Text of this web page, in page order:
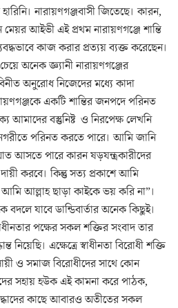
নারায়ণগঞ্জবাসী জিতেছে। কারন,
মেয়র আইভী এই প্রথম নারায়ণগঞ্জে শান্তি
কাজ করার প্রত্যয় ব্যক্ত করেছেন।
অনেক জ্ঞ্যানী নারায়ণগঞ্জের
অনুরোধ নিজেদের মধ্যে কাদা
একটি শান্তির জনপদে পরিনত
আমাদের বস্তুনিষ্ট ও নিরপেক্ষ লেখনি
পরিনত করতে পারে। আমি জানি
পারে কারন ষড়যন্ত্রকারীদের
করবে। কিন্তু সত্য প্রকাশে আমি
আল্লাহ ছাড়া কাইকে ভয় করি না”।
যাবে ডান্ডিবার্তার অনেক কিছুই।
পক্ষের সকল শক্তির সংবাদ তার
নিয়েছি। এক্ষেত্রে স্বাধীনতা বিরোধী শক্তি
ও সমাজ বিরোধীদের সাথে কোন
সহায় হউক এই কামনা করে পাঠক,
কাছে আবারও অতীতের সকল